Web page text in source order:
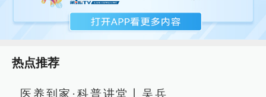
热点推荐
医养到家·科普讲堂丨吴兵